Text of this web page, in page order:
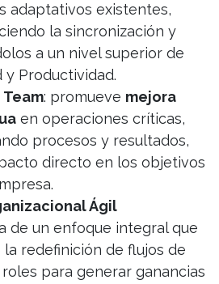
adaptativos existentes,
la sincronización y
a un nivel superior de
y Productividad.
Team: promueve mejora
en operaciones críticas,
procesos y resultados,
directo en los objetivos
Ágil
de un enfoque integral que
la redefinición de flujos de
para generar ganancias